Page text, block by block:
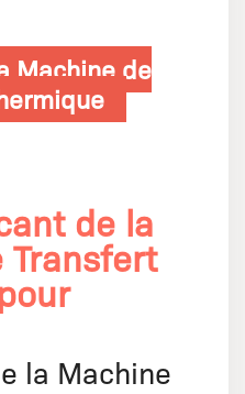
Machine de
de la
Transfert
la Machine